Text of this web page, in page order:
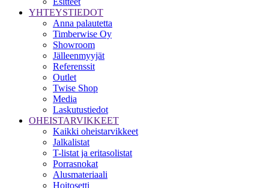
YHTEYSTIEDOT
Anna palautetta
Timberwise Oy
Showroom
Jälleenmyyjät
Referenssit
Outlet
Twise Shop
Media
Laskutustiedot
OHEISTARVIKKEET
Kaikki oheistarvikkeet
Jalkalistat
T-listat ja eritasolistat
Porrasnokat
Alusmateriaali
Hoitosetti